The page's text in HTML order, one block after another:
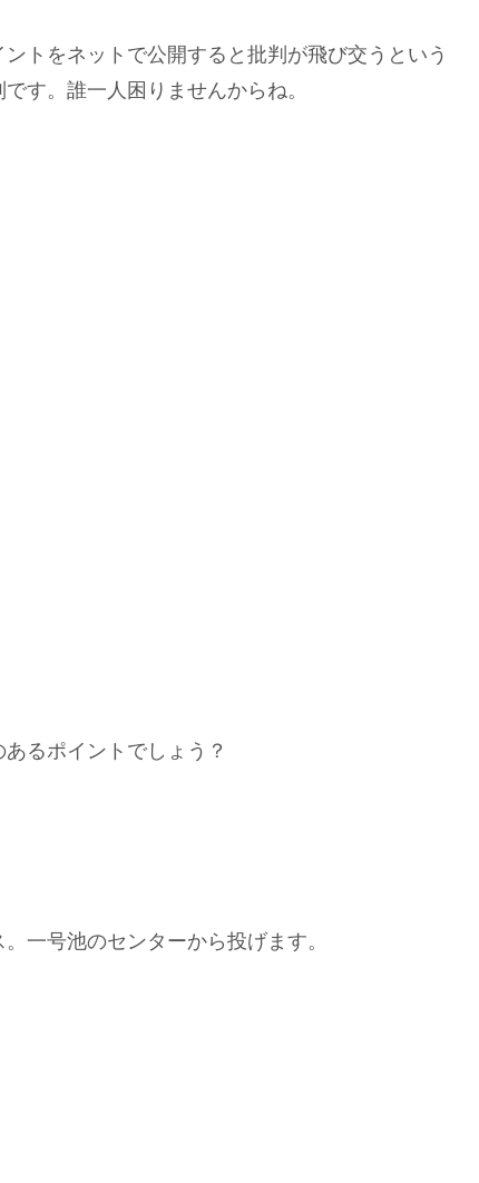
トをネットで公開すると批判が飛び交うという
す。誰一人困りませんからね。
るポイントでしょう？
一号池のセンターから投げます。